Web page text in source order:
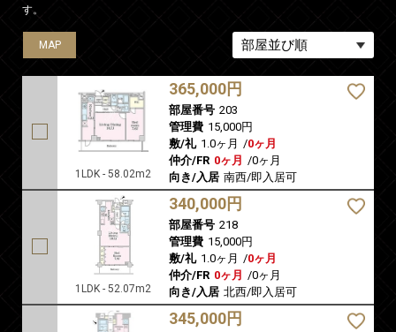
す。
MAP
1LDK - 58.02m2
365,000円
部屋番号 203
管理費 15,000円
敷/礼 1.0ヶ月 /0ヶ月
仲介/FR 0ヶ月 /0ヶ月
向き/入居 南西/即入居可
MAP
1LDK - 52.07m2
340,000円
部屋番号 218
管理費 15,000円
敷/礼 1.0ヶ月 /0ヶ月
仲介/FR 0ヶ月 /0ヶ月
向き/入居 北西/即入居可
MAP
345,000円
MAP